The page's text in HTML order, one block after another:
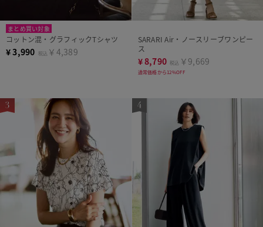
まとめ買い対象
コットン混・グラフィックTシャツ
¥3,990 税込 ￥4,389
SARARI Air・ノースリーブワンピー
ス
¥8,790 税込 ￥9,669
通常価格から12%OFF